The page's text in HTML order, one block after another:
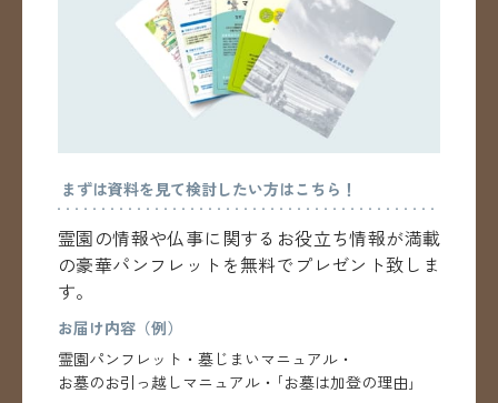
まずは資料を見て検討したい方はこちら！
霊園の情報や仏事に関するお役立ち情報が満載
の豪華パンフレットを無料でプレゼント致しま
す。
お届け内容（例）
霊園パンフレット・墓じまいマニュアル・
お墓のお引っ越しマニュアル・｢お墓は加登の理由｣